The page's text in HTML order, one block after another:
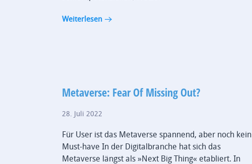
Weiterlesen
Metaverse: Fear Of Missing Out?
28. Juli 2022
Für User ist das Metaverse spannend, aber noch kein
Must-have In der Digitalbranche hat sich das
Metaverse längst als »Next Big Thing« etabliert. In